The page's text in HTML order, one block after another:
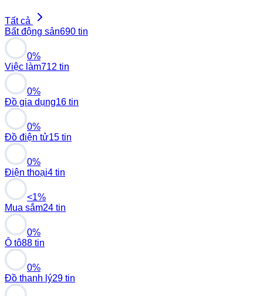
Tất cả
Bất động sản690 tin
0%
Việc làm712 tin
0%
Đồ gia dụng16 tin
0%
Đồ điện tử15 tin
0%
Điện thoại4 tin
<1%
Mua sắm24 tin
0%
Ô tô88 tin
0%
Đồ thanh lý29 tin